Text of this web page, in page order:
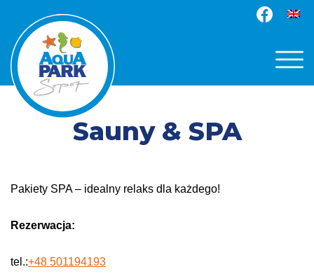
Sauny & SPA
Pakiety SPA – idealny relaks dla każdego!
Rezerwacja:
tel.:+48 501194193